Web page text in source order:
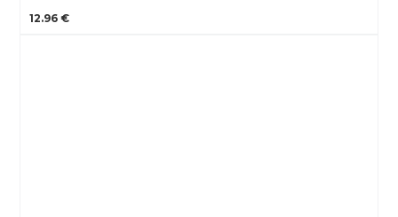
12.96 €